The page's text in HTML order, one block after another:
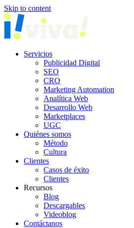
Skip to content
Servicios
Publicidad Digital
SEO
CRO
Marketing Automation
Analítica Web
Desarrollo Web
Marketplaces
UGC
Quiénes somos
Método
Cultura
Clientes
Casos de éxito
Clientes
Recursos
Blog
Descargables
Videoblog
Contáctanos